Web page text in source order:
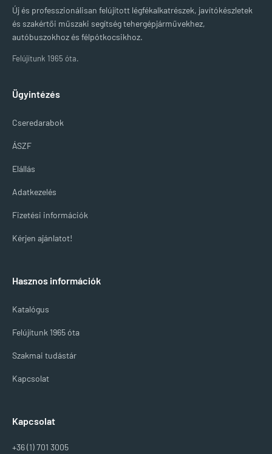
Új és professzionálisan felújított légfékalkatrészek, javítókészletek
és szakértői műszaki segítség tehergépjárművekhez,
autóbuszokhoz és félpótkocsikhoz.
Felújítunk 1965 óta.
Ügyintézés
Cseredarabok
ÁSZF
Elállás
Adatkezelés
Fizetési információk
Kérjen ajánlatot!
Hasznos információk
Katalógus
Felújítunk 1965 óta
Szakmai tudástár
Kapcsolat
Kapcsolat
+36 (1) 701 3005